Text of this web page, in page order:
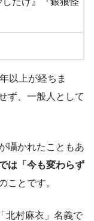
以上が経ちま
ず、一般人として
囁かれたこともあ
は「今も変わらず
ことです。
北村麻衣」名義で